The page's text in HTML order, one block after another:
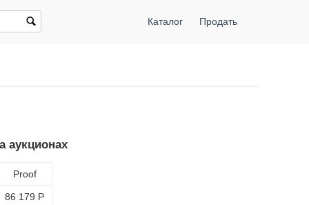
Каталог Продать
аукционах
Proof
86 179 Р